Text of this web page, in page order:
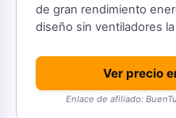
de gran rendimiento
diseño sin ventiladores
Ver precio
Enlace de afiliado: